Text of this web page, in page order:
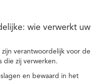
wie verwerkt uw
verantwoordelijk voor de
die zij verwerken.
en bewaard in het